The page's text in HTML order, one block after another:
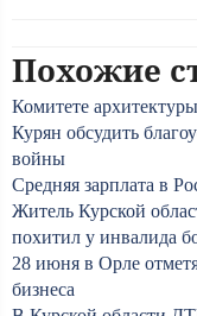
Похожие
Комитете
Курян обсудить
войны
Средняя зарплата в
Житель Курской
похитил у инвалида
28 июня в Орле
бизнеса